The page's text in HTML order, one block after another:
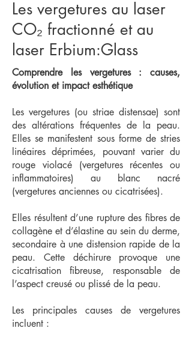
Les vergetures au laser
CO₂ fractionné et au
laser Erbium:Glass
Comprendre les vergetures : causes,
évolution et impact esthétique
Les vergetures (ou striae distensae) sont
des altérations fréquentes de la peau.
Elles se manifestent sous forme de stries
linéaires déprimées, pouvant varier du
rouge violacé (vergetures récentes ou
inflammatoires) au blanc nacré
(vergetures anciennes ou cicatrisées).
Elles résultent d’une rupture des fibres de
collagène et d’élastine au sein du derme,
secondaire à une distension rapide de la
peau. Cette déchirure provoque une
cicatrisation fibreuse, responsable de
l’aspect creusé ou plissé de la peau.
Les principales causes de vergetures
incluent :